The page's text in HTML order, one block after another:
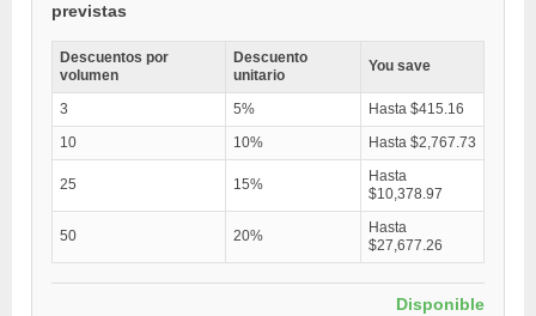
previstas
Descuentos por
volumen
Descuento
unitario
You save
3 5%
Hasta $415.16
10
10% Hasta $2,767.73
25 15%
Hasta
$10,378.97
50 20%
Hasta
$27,677.26
Disponible